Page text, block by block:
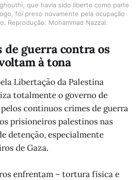
que havia sido liberto como parte
foi preso novamente pela ocupação
Reprodução: Mohammad Nazzal.
de guerra contra os
à tona
Libertação da Palestina
totalmente o governo de
contínuos crimes de guerra
prisioneiros palestinos nas
detenção, especialmente
de Gaza.
enfrentam – tortura física e